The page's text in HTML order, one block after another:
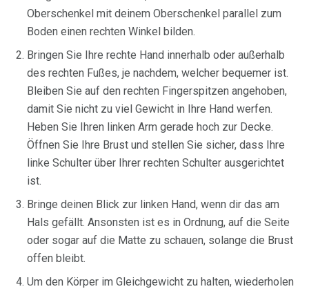
Oberschenkel mit deinem Oberschenkel parallel zum
Boden einen rechten Winkel bilden.
Bringen Sie Ihre rechte Hand innerhalb oder außerhalb
des rechten Fußes, je nachdem, welcher bequemer ist.
Bleiben Sie auf den rechten Fingerspitzen angehoben,
damit Sie nicht zu viel Gewicht in Ihre Hand werfen.
Heben Sie Ihren linken Arm gerade hoch zur Decke.
Öffnen Sie Ihre Brust und stellen Sie sicher, dass Ihre
linke Schulter über Ihrer rechten Schulter ausgerichtet
ist.
Bringe deinen Blick zur linken Hand, wenn dir das am
Hals gefällt. Ansonsten ist es in Ordnung, auf die Seite
oder sogar auf die Matte zu schauen, solange die Brust
offen bleibt.
Um den Körper im Gleichgewicht zu halten, wiederholen